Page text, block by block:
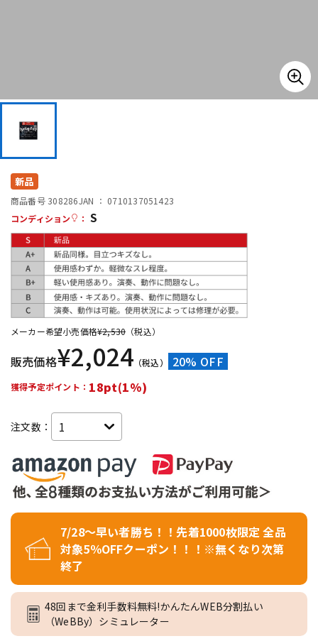
配信/ライブ機器
中古 ヴィンテージ
新品
商品番号 308286JAN ： 0710137051423
コンディション
： S
メーカー希望小売価格¥2,530 （税込）
販売価格¥2,024 （税込） 20% OFF
獲得予定ポイント： 18pt(1%)
注文数：
7/28～早い者勝ち！！先着1000枚限定 全品
対象5％OFFクーポン！！！※無くなり次第
終了
48回まで金利手数料無料!かんたんWEB分割払い
（WeBBy）シミュレーター